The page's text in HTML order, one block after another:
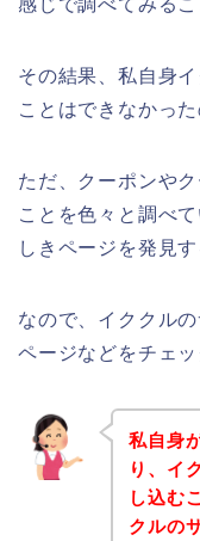
感じで調べてみるこ
その結果、私自身
ことはできなかった
ただ、クーポンや
ことを色々と調べ
しきページを発見
なので、イククル
ページなどをチェ
私自身
り、イ
し込む
クルの